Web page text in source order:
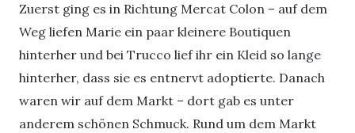
Zuerst ging es in Richtung Mercat Colon – auf dem
Weg liefen Marie ein paar kleinere Boutiquen
hinterher und bei Trucco lief ihr ein Kleid so lange
hinterher, dass sie es entnervt adoptierte. Danach
waren wir auf dem Markt – dort gab es unter
anderem schönen Schmuck. Rund um dem Markt